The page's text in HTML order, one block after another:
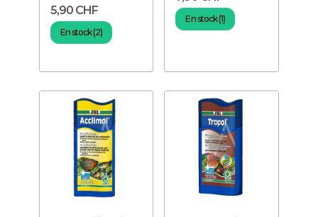
5,90 CHF
En stock (2)
En stock (1)